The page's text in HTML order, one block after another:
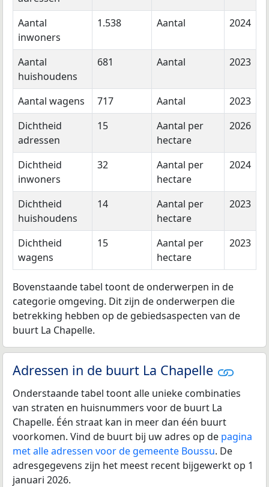
Aantal
inwoners
1.538 Aantal 2024
Aantal
huishoudens
681 Aantal 2023
Aantal wagens 717 Aantal
2023
Dichtheid
adressen
15
Aantal per
hectare
2026
Dichtheid
inwoners
32
Aantal per
hectare
2024
Dichtheid
huishoudens
14
Aantal per
hectare
2023
Dichtheid
wagens
15
Aantal per
hectare
2023
Bovenstaande tabel toont de onderwerpen in de
categorie omgeving. Dit zijn de onderwerpen die
betrekking hebben op de gebiedsaspecten van de
buurt La Chapelle.
Adressen in de buurt La Chapelle
Onderstaande tabel toont alle unieke combinaties
van straten en huisnummers voor de buurt La
Chapelle. Één straat kan in meer dan één buurt
voorkomen. Vind de buurt bij uw adres op de pagina
met alle adressen voor de gemeente Boussu. De
adresgegevens zijn het meest recent bijgewerkt op 1
januari 2026.